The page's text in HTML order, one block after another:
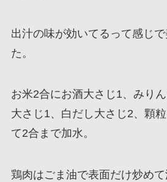
出汁の味が効いてるって感じ
た。
お米2合にお酒大さじ1、みり
大さじ1、白だし大さじ2、顆
て2合まで加水。
鶏肉はごま油で表面だけ炒めて